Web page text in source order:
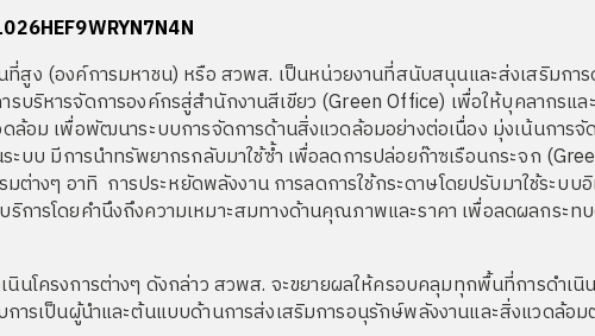
งค์การมหาชน) หรือ สวพส. เป็นหน่วยงานที่สนับสนุนและส่งเสริมการด
บริหารจัดการองค์กรสู่สำนักงานสีเขียว (Green Office) เพื่อให้บุคลากร
ล้อม เพื่อพัฒนาระบบการจัดการด้านสิ่งแวดล้อมอย่างต่อเนื่อง มุ่งเน้นการ
ระบบ มีการนำทรัพยากรกลับมาใช้ซ้ำ เพื่อลดการปล่อยก๊าซเรือนกระจก
ต่างๆ อาทิ การประหยัดพลังงาน การลดการใช้กระดาษโดยปรับมาใช้ระบ
ารโดยคำนึงถึงความเหมาะสมทางด้านคุณภาพและราคา เพื่อลดผลกระท
โครงการต่างๆ ดังกล่าว สวพส. จะขยายผลให้ครอบคลุมทุกพื้นที่การดำเ
ารเป็นผู้นำและต้นแบบด้านการส่งเสริมการอนุรักษ์พลังงานและสิ่งแวดล้อม